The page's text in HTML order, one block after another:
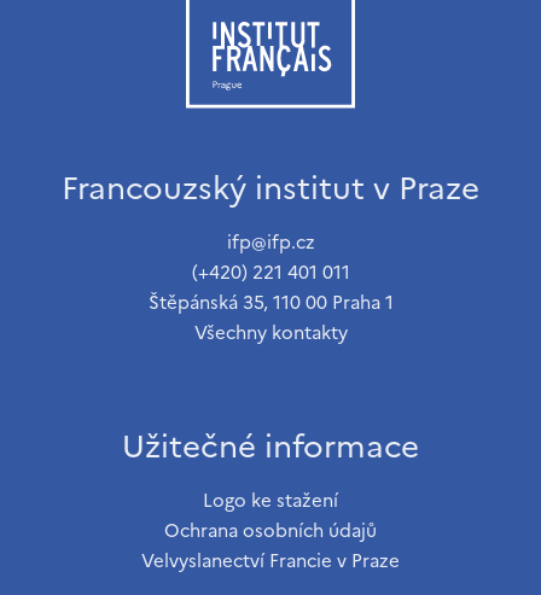
Francouzský institut v Praze
ifp@ifp.cz
(+420) 221 401 011
Štěpánská 35, 110 00 Praha 1
Všechny kontakty
Užitečné informace
Logo ke stažení
Ochrana osobních údajů
Velvyslanectví Francie v Praze